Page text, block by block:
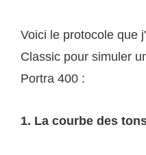
Voici le protocole que
Classic pour simuler
Portra 400 :
1. La courbe des